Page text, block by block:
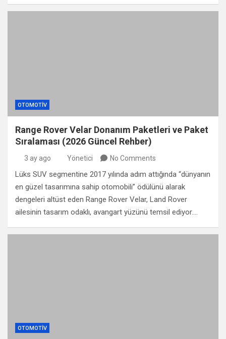
OTOMOTIV
Range Rover Velar Donanım Paketleri ve Paket
Sıralaması (2026 Güncel Rehber)
3 ay ago Yönetici No Comments
Lüks SUV segmentine 2017 yılında adım attığında “dünyanın
en güzel tasarımına sahip otomobili” ödülünü alarak
dengeleri altüst eden Range Rover Velar, Land Rover
ailesinin tasarım odaklı, avangart yüzünü temsil ediyor.…
OTOMOTIV